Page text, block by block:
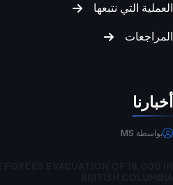
العملية التي نتبعها
المراجعات
أخبارنا
بواسطة MS
日本語